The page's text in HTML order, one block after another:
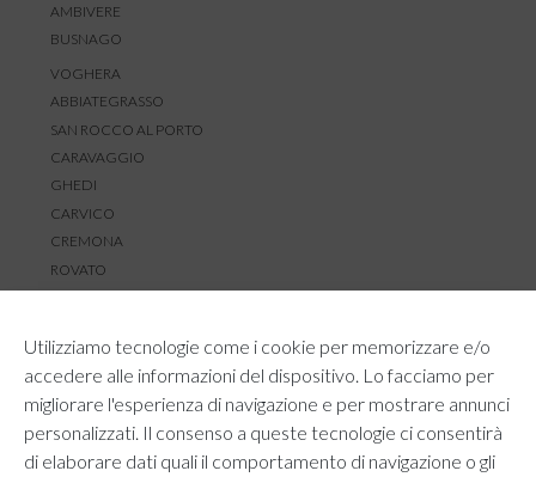
Utilizziamo tecnologie come i cookie per memorizzare e/o
accedere alle informazioni del dispositivo. Lo facciamo per
migliorare l'esperienza di navigazione e per mostrare annunci
personalizzati. Il consenso a queste tecnologie ci consentirà
di elaborare dati quali il comportamento di navigazione o gli
AMBIVERE
BUSNAGO
VOGHERA
ABBIATEGRASSO
SAN ROCCO AL PORTO
CARAVAGGIO
GHEDI
CARVICO
CREMONA
ROVATO
RESI E RIMBORSI
REGOLAMENTO LOYALTY